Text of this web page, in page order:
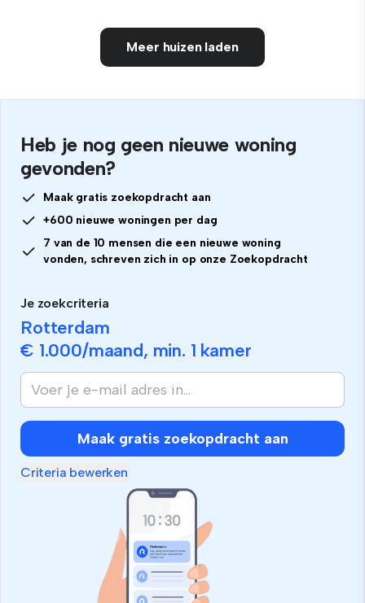
Meer huizen laden
Heb je nog geen nieuwe woning
gevonden?
Maak gratis zoekopdracht aan
+600 nieuwe woningen per dag
7 van de 10 mensen die een nieuwe woning
vonden, schreven zich in op onze Zoekopdracht
Je zoekcriteria
Rotterdam
€ 1.000/maand, min. 1 kamer
Maak gratis zoekopdracht aan
Criteria bewerken